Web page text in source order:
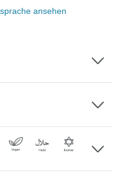
ansehen